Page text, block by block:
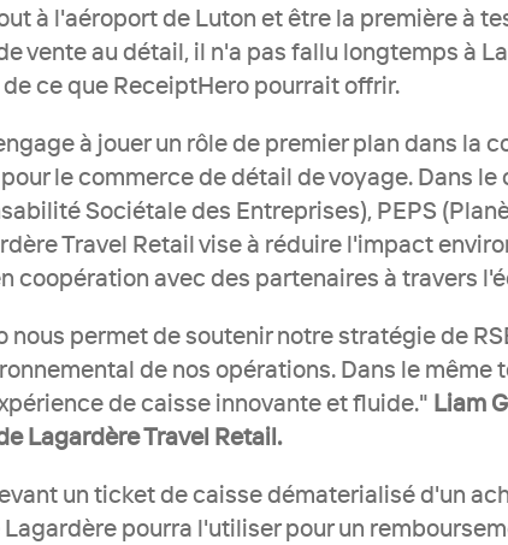
à l'aéroport de Luton et être la première à
vente au détail, il n'a pas fallu longtemps à
ce que ReceiptHero pourrait offrir.
à jouer un rôle de premier plan dans la
le commerce de détail de voyage. Dans
Sociétale des Entreprises), PEPS
Travel Retail vise à réduire l'impact
coopération avec des partenaires à travers
nous permet de soutenir notre stratégie de
de nos opérations. Dans le même
de caisse innovante et fluide." Liam
Lagardère Travel Retail.
un ticket de caisse dématerialisé d'un
pourra l'utiliser pour un